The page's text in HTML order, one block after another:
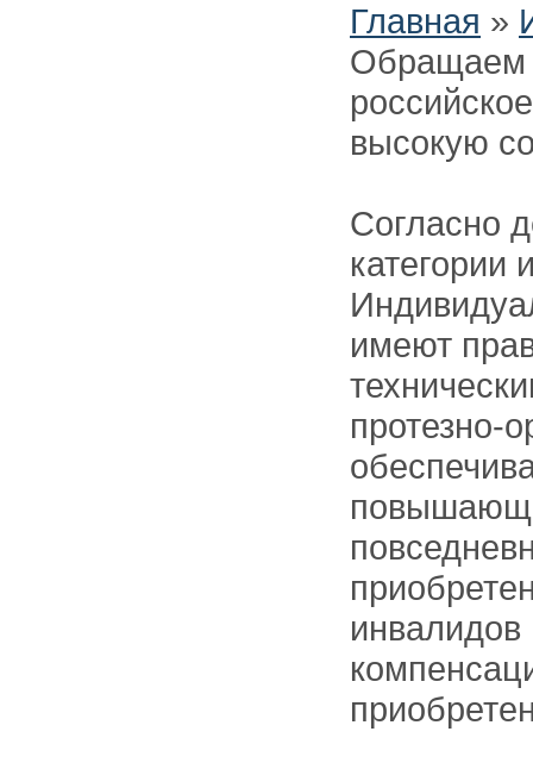
Главная »
Обращаем
высокую
Согласно
категории
имеют
протезно-